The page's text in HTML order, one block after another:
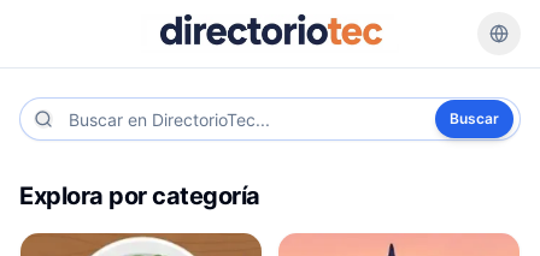
Buscar
Explora por categoría